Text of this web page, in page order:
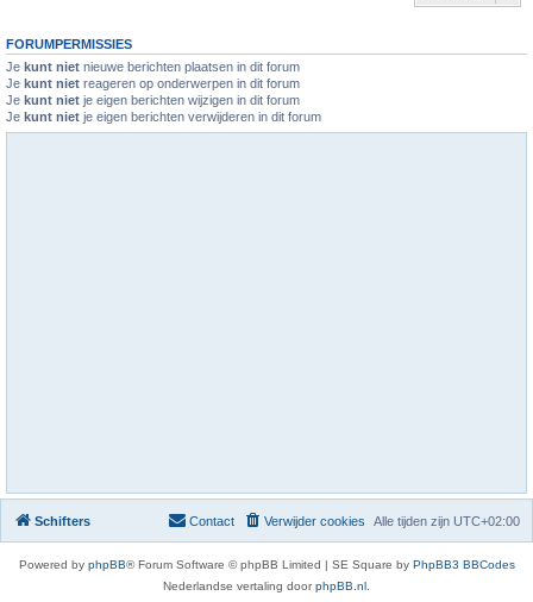
FORUMPERMISSIES
Je kunt niet nieuwe berichten plaatsen in dit forum
Je kunt niet reageren op onderwerpen in dit forum
Je kunt niet je eigen berichten wijzigen in dit forum
Je kunt niet je eigen berichten verwijderen in dit forum
Schifters Alle tijden zijn UTC+02:00
Verwijder cookies
Contact
Powered by phpBB® Forum Software © phpBB Limited | SE Square by PhpBB3 BBCodes
Nederlandse vertaling doorphpBB.nl